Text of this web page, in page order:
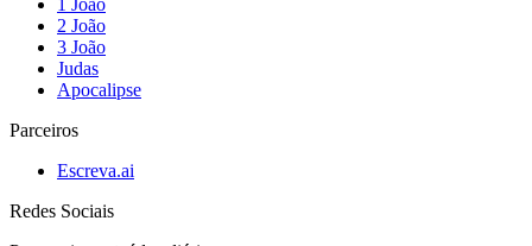
2 João
3 João
Judas
Apocalipse
Parceiros
Escreva.ai
Redes Sociais